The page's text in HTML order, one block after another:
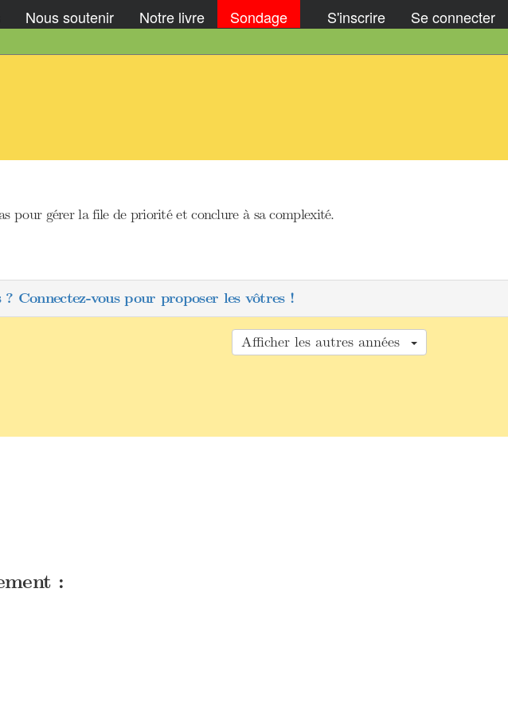
Nous soutenir Notre livre Sondage S'inscrire Se connecter
pour gérer la file de priorité et conclure à sa complexité.
? Connectez-vous pour proposer les vôtres !
Afficher les autres années
: